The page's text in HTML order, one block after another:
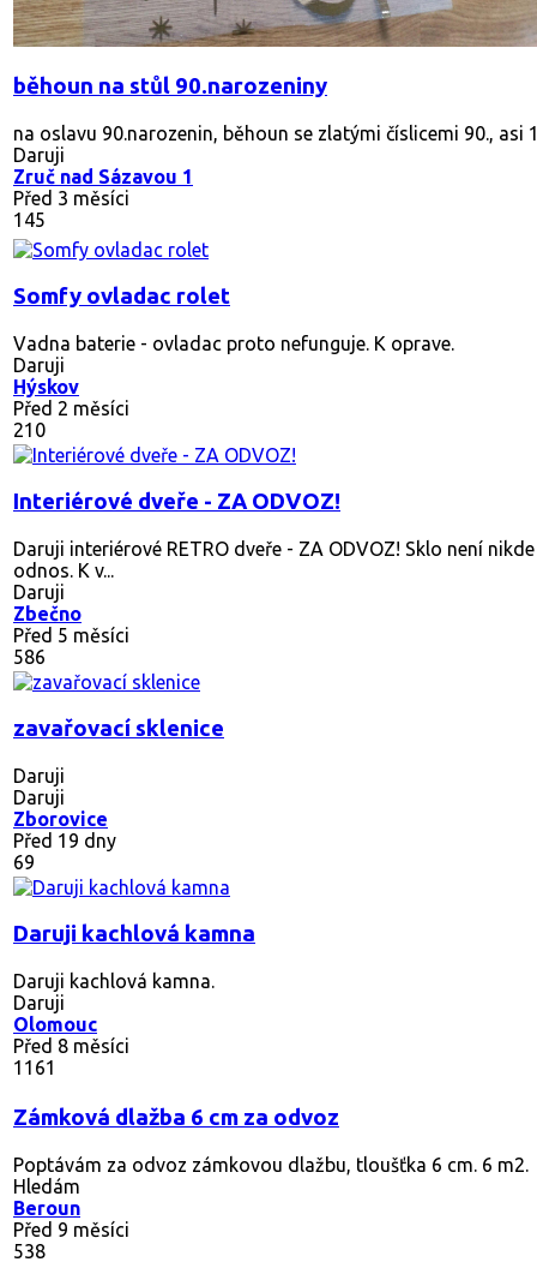
běhoun na stůl 90.narozeniny
na oslavu 90.narozenin, běhoun se zlatými číslicemi 90., asi
Daruji
Zruč nad Sázavou 1
Před 3 měsíci
145
Somfy ovladac rolet
Vadna baterie - ovladac proto nefunguje. K oprave.
Daruji
Hýskov
Před 2 měsíci
210
Interiérové dveře - ZA ODVOZ!
Daruji interiérové RETRO dveře - ZA ODVOZ! Sklo není
odnos. K v...
Daruji
Zbečno
Před 5 měsíci
586
zavařovací sklenice
Daruji
Daruji
Zborovice
Před 19 dny
69
Daruji kachlová kamna
Daruji kachlová kamna.
Daruji
Olomouc
Před 8 měsíci
1161
Zámková dlažba 6 cm za odvoz
Poptávám za odvoz zámkovou dlažbu, tloušťka 6 cm. 6 m2.
Hledám
Beroun
Před 9 měsíci
538